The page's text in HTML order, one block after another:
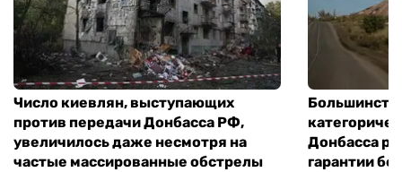
Число киевлян, выступающих
против передачи Донбасса РФ,
увеличилось даже несмотря на
частые массированные обстрелы
Донбасса
гарантии